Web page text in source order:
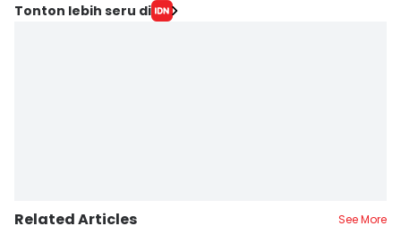
Tonton lebih seru di
Related Articles See More